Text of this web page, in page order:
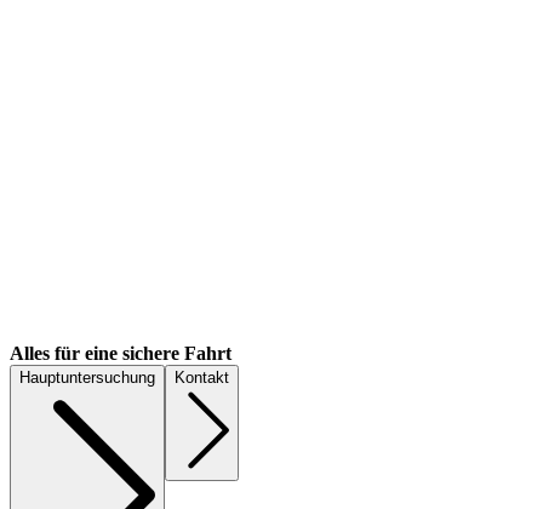
Alles für eine sichere Fahrt
Hauptuntersuchung Kontakt